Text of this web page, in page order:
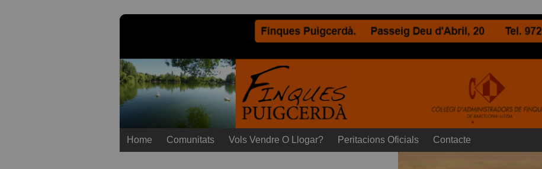
Home Comunitats Vols Vendre O Llogar? Peritacions Oficials Contacte